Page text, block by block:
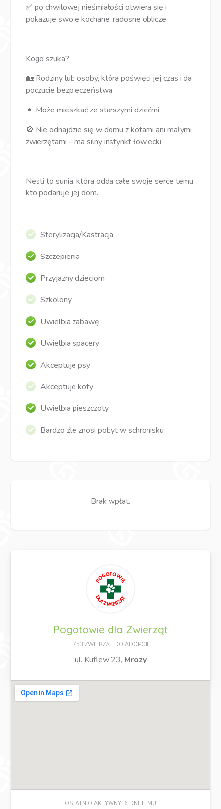
✅ po chwilowej nieśmiałości otwiera się i
pokazuje swoje kochane, radosne oblicze
Kogo szuka?
🏡 Rodziny lub osoby, która poświęci jej czas i da
poczucie bezpieczeństwa
👧 Może mieszkać ze starszymi dziećmi
🚫 Nie odnajdzie się w domu z kotami ani małymi
zwierzętami – ma silny instynkt łowiecki
Nesti to sunia, która odda całe swoje serce temu,
kto podaruje jej dom.
Sterylizacja/Kastracja
Szczepienia
Przyjazny dzieciom
Szkolony
Uwielbia zabawę
Uwielbia spacery
Akceptuje psy
Akceptuje koty
Uwielbia pieszczoty
Bardzo źle znosi pobyt w schronisku
Brak wpłat.
Pogotowie dla Zwierząt
753 ZWIERZĄT DO ADOPCJI
ul. Kuflew 23, Mrozy
OSTATNIO AKTYWNY: 6 DNI TEMU